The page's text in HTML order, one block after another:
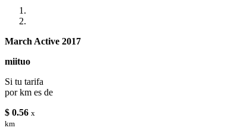
March Active 2017
miituo
Si tu tarifa
por km es de
$ 0.56 x
km